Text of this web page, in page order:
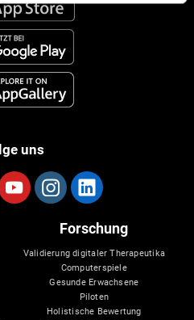
uns
Forschung
Validierung digitaler Therapeutika
Computerspiele
Gesunde Erwachsene
Piloten
Holistische Bewertung